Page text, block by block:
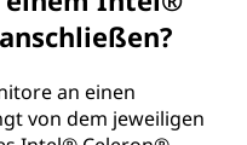
an einen
von dem jeweiligen